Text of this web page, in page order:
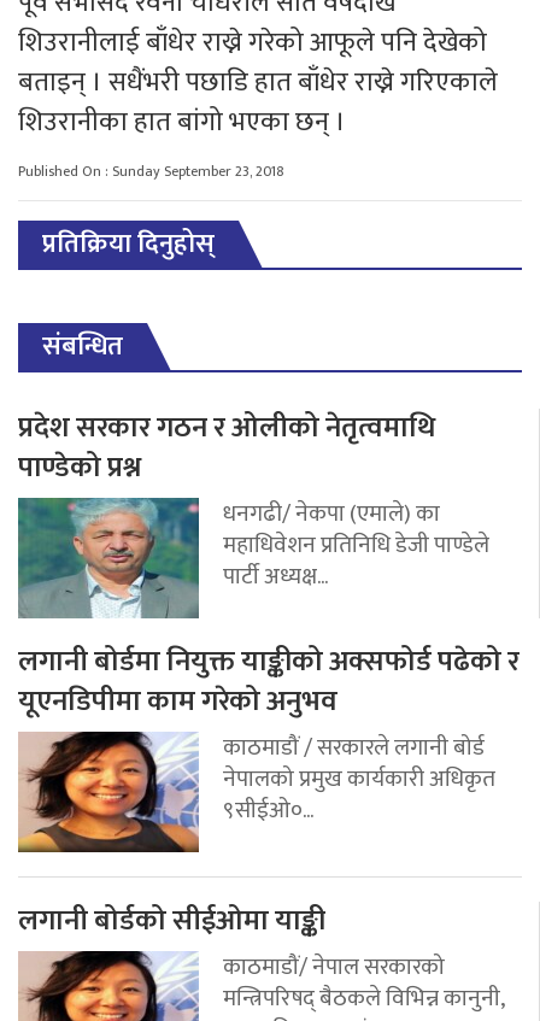
शिउरानीलाई बाँधेर राख्ने गरेको आफूले पनि देखेको
बताइन् । सधैंभरी पछाडि हात बाँधेर राख्ने गरिएकाले
शिउरानीका हात बांगो भएका छन् ।
Published On : Sunday September 23, 2018
प्रतिक्रिया दिनुहोस्
संबन्धित
प्रदेश सरकार गठन र ओलीको नेतृत्वमाथि
पाण्डेको प्रश्न
धनगढी/ नेकपा (एमाले) का
महाधिवेशन प्रतिनिधि डेजी पाण्डेले
पार्टी अध्यक्ष...
लगानी बोर्डमा नियुक्त याङ्कीको अक्सफोर्ड पढेको र
यूएनडिपीमा काम गरेको अनुभव
काठमाडौं / सरकारले लगानी बोर्ड
नेपालको प्रमुख कार्यकारी अधिकृत
९सीईओ०...
लगानी बोर्डको सीईओमा याङ्की
काठमाडौं/ नेपाल सरकारको
मन्त्रिपरिषद् बैठकले विभिन्न कानुनी,